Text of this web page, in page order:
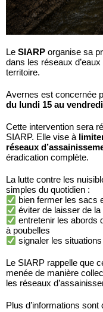
Le SIARP organise sa
dans les réseaux
territoire.
Avernes est concernée
du lundi 15 au
Cette intervention sera
SIARP. Elle vise à
réseaux
éradication complète.
La lutte contre les
simples du quotidien :
bien fermer les sacs
éviter de laisser de
entretenir les abords
à poubelles
signaler les
Le SIARP rappelle que
menée de manière
les réseaux
Plus d’informations